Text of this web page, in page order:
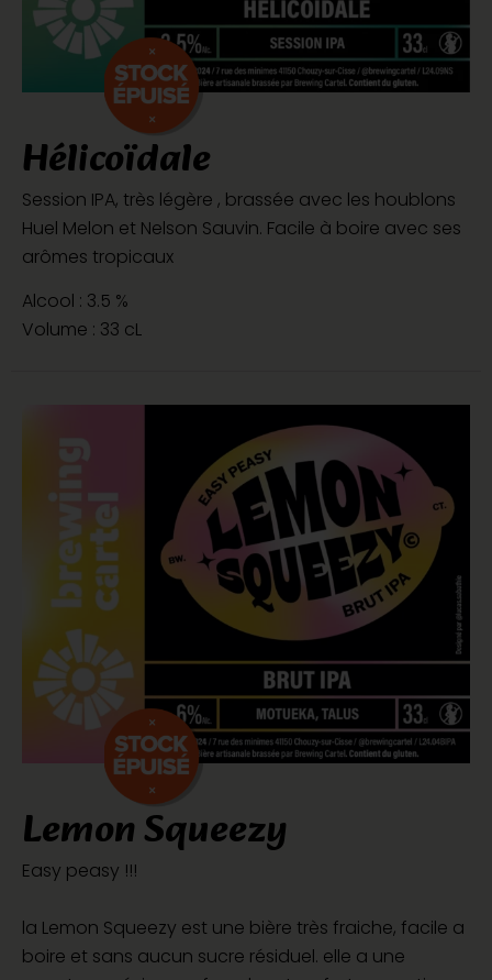
Hélicoïdale
Session IPA, très légère , brassée avec les houblons
Huel Melon et Nelson Sauvin. Facile à boire avec ses
arômes tropicaux
Alcool : 3.5 %
Volume : 33 cL
Lemon Squeezy
Easy peasy !!!
la Lemon Squeezy est une bière très fraiche, facile a
boire et sans aucun sucre résiduel. elle a une